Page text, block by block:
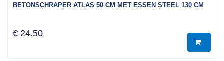
BETONSCHRAPER ATLAS 50 CM MET ESSEN STEEL 130 CM
€ 24.50